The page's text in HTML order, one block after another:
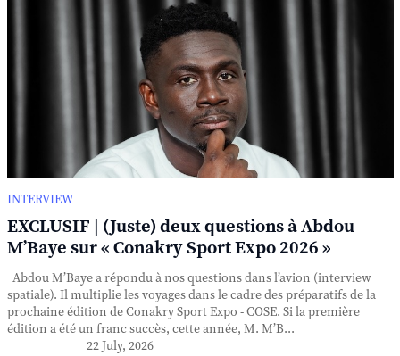
INTERVIEW
EXCLUSIF | (Juste) deux questions à Abdou
M’Baye sur « Conakry Sport Expo 2026 »
Abdou M’Baye a répondu à nos questions dans l’avion (interview
spatiale). Il multiplie les voyages dans le cadre des préparatifs de la
prochaine édition de Conakry Sport Expo - COSE. Si la première
édition a été un franc succès, cette année, M. M’B...
22 July, 2026